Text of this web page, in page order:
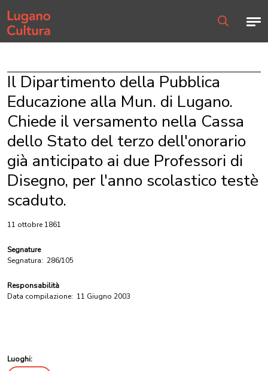
Home page
Il Dipartimento della Pubblica
Educazione alla Mun. di Lugano.
Chiede il versamento nella Cassa
dello Stato del terzo dell'onorario
già anticipato ai due Professori di
Disegno, per l'anno scolastico testè
scaduto.
11 ottobre 1861
Segnature
Segnatura: 286/105
Responsabilità
Data compilazione: 11 Giugno 2003
Luoghi: